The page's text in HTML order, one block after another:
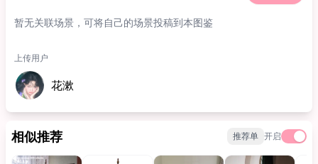
暂无关联场景，可将自己的场景投稿到本图鉴
上传用户
花漱
相似推荐 推荐单 开启